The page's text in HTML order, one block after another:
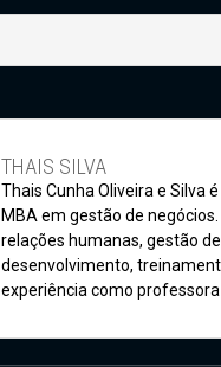
THAIS SILVA
Thais Cunha Oliveira e Silva
MBA em gestão de
relações humanas, gestão
desenvolvimento,
experiência como professora